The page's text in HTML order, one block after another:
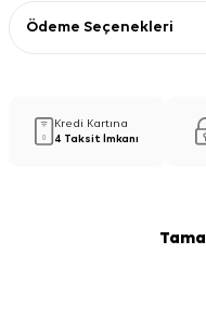
Ödeme Seçenekleri
Kredi Kartına
4 Taksit İmkanı